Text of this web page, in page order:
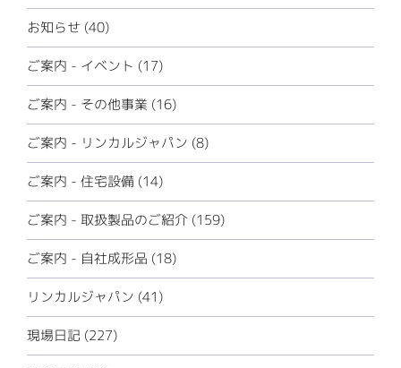
お知らせ (40)
ご案内 - イベント (17)
ご案内 - その他事業 (16)
ご案内 - リンカルジャパン (8)
ご案内 - 住宅設備 (14)
ご案内 - 取扱製品のご紹介 (159)
ご案内 - 自社成形品 (18)
リンカルジャパン (41)
現場日記 (227)